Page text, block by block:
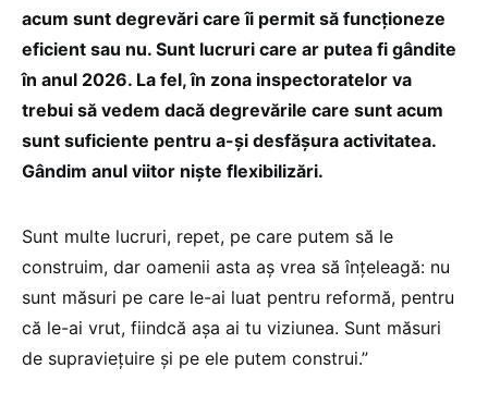
acum sunt degrevări care îi permit să funcționeze
eficient sau nu. Sunt lucruri care ar putea fi gândite
în anul 2026. La fel, în zona inspectoratelor va
trebui să vedem dacă degrevările care sunt acum
sunt suficiente pentru a-și desfășura activitatea.
Gândim anul viitor niște flexibilizări.
Sunt multe lucruri, repet, pe care putem să le
construim, dar oamenii asta aș vrea să înțeleagă: nu
sunt măsuri pe care le-ai luat pentru reformă, pentru
că le-ai vrut, fiindcă așa ai tu viziunea. Sunt măsuri
de supraviețuire și pe ele putem construi.”